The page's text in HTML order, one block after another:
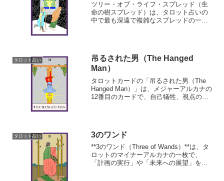
ツリー・オブ・ライフ・スプレッド（生
命の樹スプレッド）は、タロット占いの
中で最も深遠で複雑なスプレッドの一つ
タロット占い
吊るされた男（The Hanged
Man）
タロットカードの「吊るされた男（The
Hanged Man）」は、メジャーアルカナの
12番目のカードで、自己犠牲、視点の変
タロット占い 3のワンド
**3のワンド（Three of Wands）**は、タ
ロットのマイナーアルカナの一枚で、
「計画の実行」や「未来への展望」を象